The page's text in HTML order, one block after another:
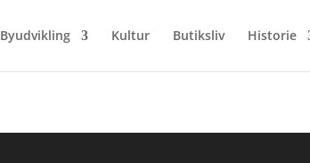
Byudvikling Kultur Butiksliv Historie